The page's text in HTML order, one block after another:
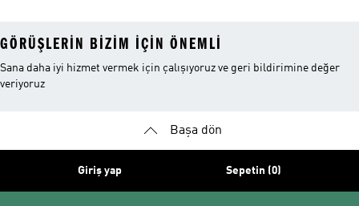
GÖRÜŞLERIN BIZIM IÇIN ÖNEMLI
Sana daha iyi hizmet vermek için çalışıyoruz ve geri bildirimine değer
veriyoruz
Başa dön
Giriş yap Sepetin (0)